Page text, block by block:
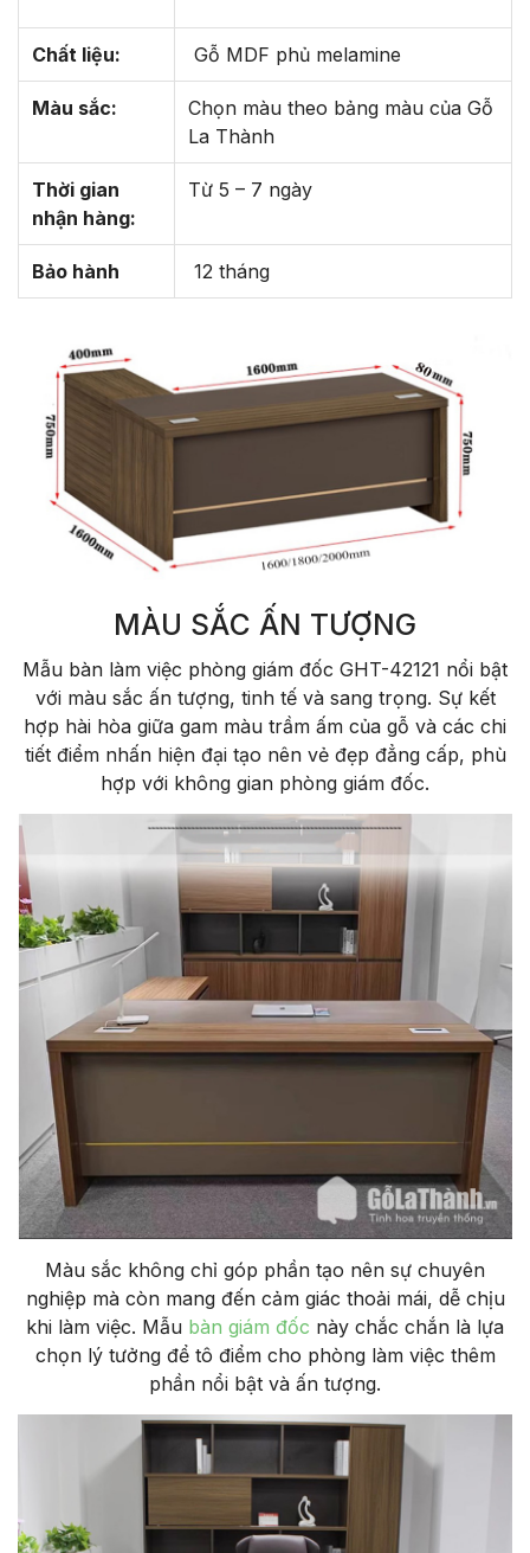
Chất liệu: Gỗ MDF phủ melamine
Màu sắc:
Chọn màu theo bảng màu của Gỗ
La Thành
Thời gian
nhận hàng:
Từ 5 – 7 ngày
Bảo hành 12 tháng
MÀU SẮC ẤN TƯỢNG
Mẫu bàn làm việc phòng giám đốc GHT-42121 nổi bật
với màu sắc ấn tượng, tinh tế và sang trọng. Sự kết
hợp hài hòa giữa gam màu trầm ấm của gỗ và các chi
tiết điểm nhấn hiện đại tạo nên vẻ đẹp đẳng cấp, phù
hợp với không gian phòng giám đốc.
Màu sắc không chỉ góp phần tạo nên sự chuyên
nghiệp mà còn mang đến cảm giác thoải mái, dễ chịu
khi làm việc. Mẫu bàn giám đốc này chắc chắn là lựa
chọn lý tưởng để tô điểm cho phòng làm việc thêm
phần nổi bật và ấn tượng.